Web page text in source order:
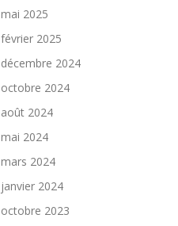
mai 2025
février 2025
décembre 2024
octobre 2024
août 2024
mai 2024
mars 2024
janvier 2024
octobre 2023